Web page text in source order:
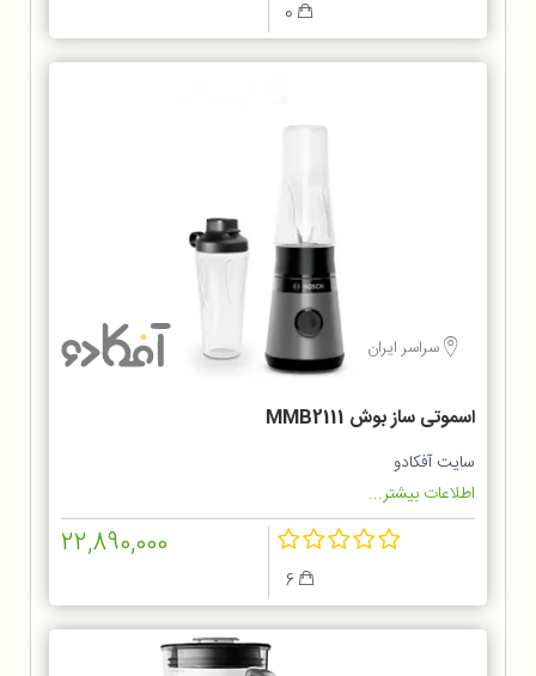
سراسر ایران
اسموتی ساز بوش MMB2111
سایت آفکادو
اطلاعات بیشتر...
22,890,000